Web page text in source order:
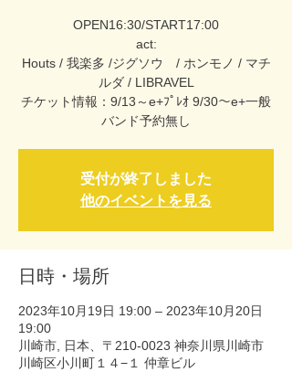
OPEN16:30/START17:00
act:
Houts / 我楽多 /ジグソウ / ホンモノ / マチ
ルダ / LIBRAVEL
チケット情報：9/13～e+ﾌﾟﾚｵ 9/30～e+一般
バンド予約無し
受付が終了しました
他のイベントを見る
日時・場所
2023年10月19日 19:00 – 2023年10月20日
19:00
川崎市, 日本、〒210-0023 神奈川県川崎市
川崎区小川町１４−１ 仲章ビル